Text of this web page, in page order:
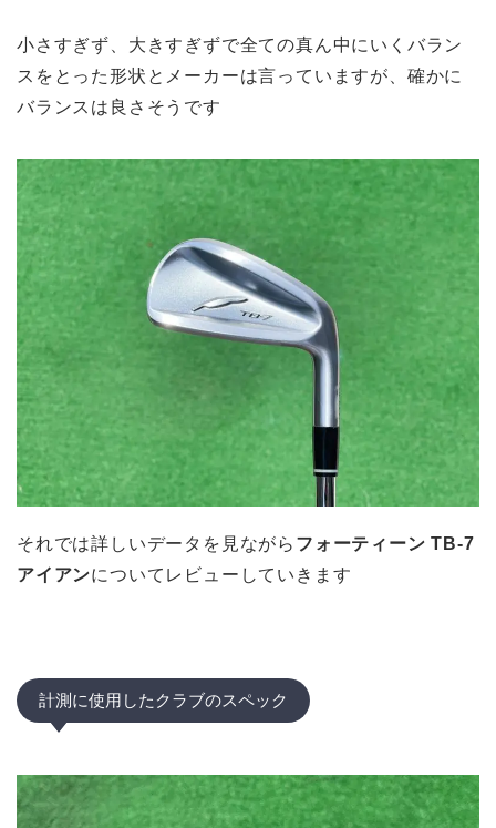
小さすぎず、大きすぎずで全ての真ん中にいくバラン
スをとった形状とメーカーは言っていますが、確かに
バランスは良さそうです
それでは詳しいデータを見ながら フォーティーン TB-7
アイアンについてレビューしていきます
計測に使用したクラブのスペック